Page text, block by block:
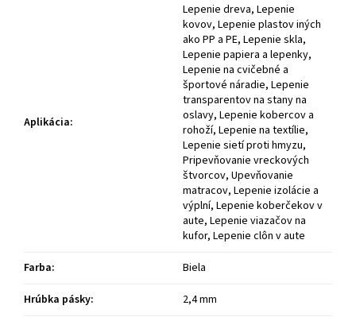
Aplikácia:
Lepenie dreva, Lepenie
kovov, Lepenie plastov iných
ako PP a PE, Lepenie skla,
Lepenie papiera a lepenky,
Lepenie na cvičebné a
športové náradie, Lepenie
transparentov na stany na
oslavy, Lepenie kobercov a
rohoží, Lepenie na textílie,
Lepenie sietí proti hmyzu,
Pripevňovanie vreckových
štvorcov, Upevňovanie
matracov, Lepenie izolácie a
výplní, Lepenie koberčekov v
aute, Lepenie viazačov na
kufor, Lepenie clôn v aute
Farba:
Biela
Hrúbka pásky:
2,4 mm